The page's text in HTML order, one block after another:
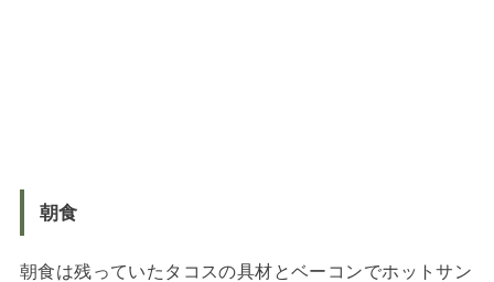
朝食
朝食は残っていたタコスの具材とベーコンでホットサン